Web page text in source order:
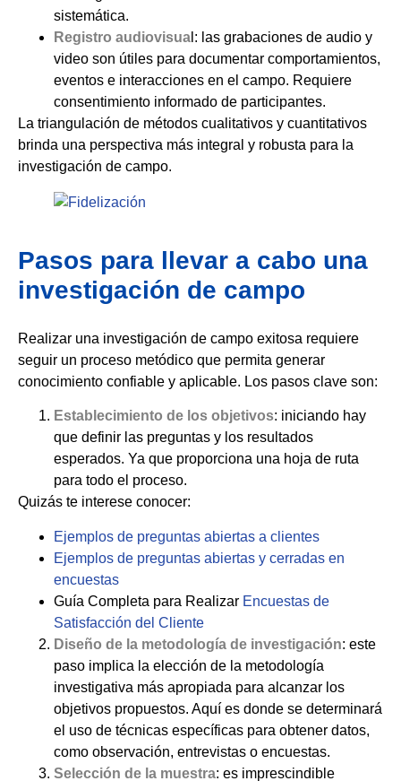
sistemática.
Registro audiovisua l: las grabaciones de audio y
video son útiles para documentar comportamientos,
eventos e interacciones en el campo. Requiere
consentimiento informado de participantes.
La triangulación de métodos cualitativos y cuantitativos
brinda una perspectiva más integral y robusta para la
investigación de campo.
Pasos para llevar a cabo una
investigación de campo
Realizar una investigación de campo exitosa requiere
seguir un proceso metódico que permita generar
conocimiento confiable y aplicable. Los pasos clave son:
Establecimiento de los objetivos: iniciando hay
que definir las preguntas y los resultados
esperados. Ya que proporciona una hoja de ruta
para todo el proceso.
Quizás te interese conocer:
Ejemplos de preguntas abiertas a clientes
Ejemplos de preguntas abiertas y cerradas en
encuestas
Guía Completa para Realizar Encuestas de
Satisfacción del Cliente
Diseño de la metodología de investigación: este
paso implica la elección de la metodología
investigativa más apropiada para alcanzar los
objetivos propuestos. Aquí es donde se determinará
el uso de técnicas específicas para obtener datos,
como observación, entrevistas o encuestas.
Selección de la muestra: es imprescindible